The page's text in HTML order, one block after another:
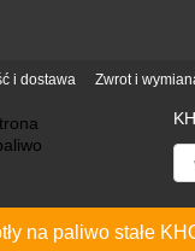
i dostawa Zwrot i
na paliwo stałe